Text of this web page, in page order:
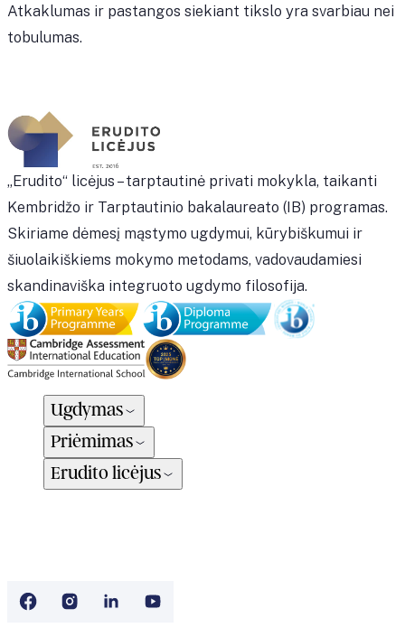
Atkaklumas ir pastangos siekiant tikslo yra svarbiau nei
tobulumas.
„Erudito“ licėjus – tarptautinė privati mokykla, taikanti
Kembridžo ir Tarptautinio bakalaureato (IB) programas.
Skiriame dėmesį mąstymo ugdymui, kūrybiškumui ir
šiuolaikiškiems mokymo metodams, vadovaudamiesi
skandinaviška integruoto ugdymo filosofija.
Ugdymas
Priėmimas
Erudito licėjus